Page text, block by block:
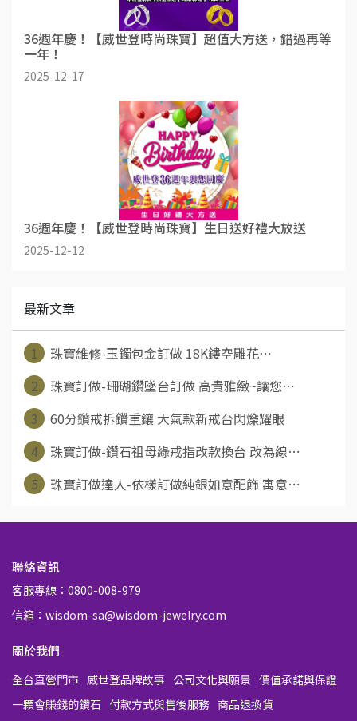
36週年慶！【威世登時尚珠寶】超值大方送，錯過再等
一年！
2025-12-17
36週年慶！【威世登時尚珠寶】生日送好禮大放送
2025-12-12
最新文章
1
珠寶維修-玉鐲包金訂做 18K鏤空雕花⋯
2
珠寶訂做-珊瑚鑽墜台訂做 高貴雅緻~讓您⋯
3
60分鑽戒拆鑽重鑲 大氣款新戒台閃爍耀眼
4
珠寶訂做-鑽石祖母綠戒指改款換台 改為線⋯
5
珠寶訂做達人-依樣訂做純銀如意配飾 寓意⋯
聯絡資訊
客服專線：0800-008-979
信箱：wisdom-sa@wisdom-jewelry.com
關於我們
全台直營門市 威世登品牌故事 公司文化與願景 價值承諾與保證
一顆會賺錢的鑽石 付款方式與售後服務 商品退換貨